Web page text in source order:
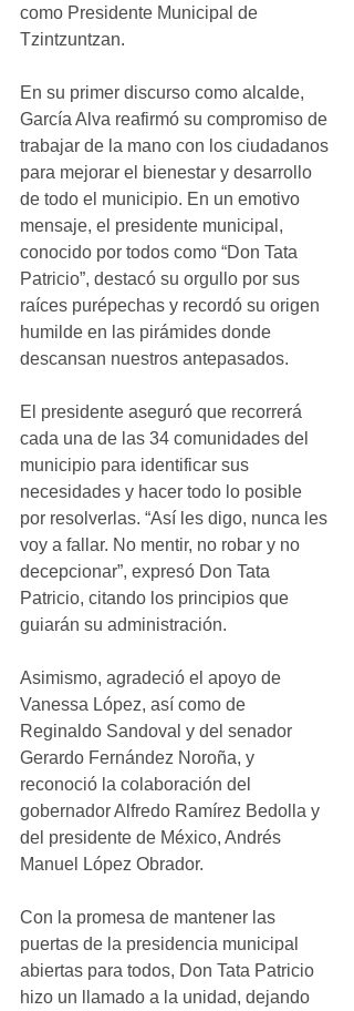
como Presidente Municipal de
Tzintzuntzan.
En su primer discurso como alcalde,
García Alva reafirmó su compromiso de
trabajar de la mano con los ciudadanos
para mejorar el bienestar y desarrollo
de todo el municipio. En un emotivo
mensaje, el presidente municipal,
conocido por todos como “Don Tata
Patricio”, destacó su orgullo por sus
raíces purépechas y recordó su origen
humilde en las pirámides donde
descansan nuestros antepasados.
El presidente aseguró que recorrerá
cada una de las 34 comunidades del
municipio para identificar sus
necesidades y hacer todo lo posible
por resolverlas. “Así les digo, nunca les
voy a fallar. No mentir, no robar y no
decepcionar”, expresó Don Tata
Patricio, citando los principios que
guiarán su administración.
Asimismo, agradeció el apoyo de
Vanessa López, así como de
Reginaldo Sandoval y del senador
Gerardo Fernández Noroña, y
reconoció la colaboración del
gobernador Alfredo Ramírez Bedolla y
del presidente de México, Andrés
Manuel López Obrador.
Con la promesa de mantener las
puertas de la presidencia municipal
abiertas para todos, Don Tata Patricio
hizo un llamado a la unidad, dejando